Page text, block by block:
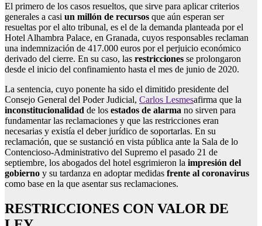
El primero de los casos resueltos, que sirve para aplicar criterios
generales a casi un millón de recursos que aún esperan ser
resueltas por el alto tribunal, es el de la demanda planteada por el
Hotel Alhambra Palace, en Granada, cuyos responsables reclaman
una indemnización de 417.000 euros por el perjuicio económico
derivado del cierre. En su caso, las restricciones se prolongaron
desde el inicio del confinamiento hasta el mes de junio de 2020.
La sentencia, cuyo ponente ha sido el dimitido presidente del
Consejo General del Poder Judicial, Carlos Lesmesafirma que la
inconstitucionalidad de los estados de alarma no sirven para
fundamentar las reclamaciones y que las restricciones eran
necesarias y existía el deber jurídico de soportarlas. En su
reclamación, que se sustanció en vista pública ante la Sala de lo
Contencioso-Administrativo del Supremo el pasado 21 de
septiembre, los abogados del hotel esgrimieron la impresión del
gobierno y su tardanza en adoptar medidas frente al coronavirus
como base en la que asentar sus reclamaciones.
RESTRICCIONES CON VALOR DE